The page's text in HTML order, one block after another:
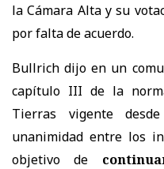
la Cámara Alta y su
por falta de acuerdo.
Bullrich dijo en un
capítulo III de la
Tierras vigente
unanimidad entre los
objetivo de